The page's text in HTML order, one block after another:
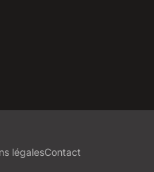
légalesContact